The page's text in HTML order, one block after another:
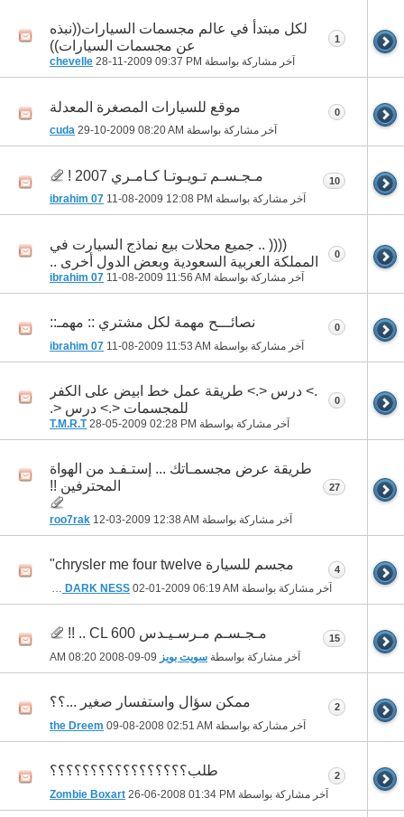
لكل مبتدأ في عالم مجسمات السيارات((نبذه
عن مجسمات السيارات))
آخر مشاركة بواسطة chevelle 28-11-2009 09:37 PM
1
موقع للسيارات المصغرة المعدلة
آخر مشاركة بواسطة cuda 29-10-2009 08:20 AM
0
مـجـسـم تـويـوتـا كـامـري 2007 !
آخر مشاركة بواسطة ibrahim 07 11-08-2009 12:08 PM
10
(((( .. جميع محلات بيع نماذج السيارت في
المملكة العربية السعودية وبعض الدول أخرى ..
آخر مشاركة بواسطة ibrahim 07 11-08-2009 11:56 AM
0
نصائـــح مهمة لكل مشتري :: مهمـ::
آخر مشاركة بواسطة ibrahim 07 11-08-2009 11:53 AM
0
.> درس <.> طريقة عمل خط ابيض على الكفر
للمجسمات <.> درس <.
آخر مشاركة بواسطة T.M.R.T28-05-2009 02:28 PM
0
طريقة عرض مجسمـاتك ... إستـفـد من الهواة
المحترفين !!
آخر مشاركة بواسطة roo7rak 12-03-2009 12:38 AM
27
مجسم للسيارة chrysler me four twelve"
آخر مشاركة بواسطة THE DARK NESS 02-01-2009 06:19 AM
4
مـجـسـم مـرسـيـدس CL 600 .. !!
آخر مشاركة بواسطة سويت بويز 08:20 AM
15
ممكن سؤال واستفسار صغير ...؟؟
آخر مشاركة بواسطة the Dreem 09-08-2008 02:51 AM
2
طلب؟؟؟؟؟؟؟؟؟؟؟؟؟؟؟؟؟
آخر مشاركة بواسطة Zombie Boxart 26-06-2008 01:34 PM
2